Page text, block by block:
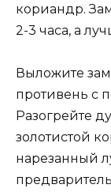
кориандр.
2-3 часа, а
Выложите
противень с
Разогрейте
золотистой
нарезанный